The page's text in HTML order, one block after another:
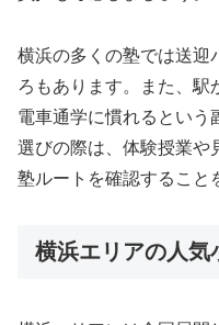
横浜の多くの塾では送迎
ろもあります。また、駅
電車通学に慣れるという
選びの際は、体験授業や
塾ルートを確認すること
横浜エリアの人気